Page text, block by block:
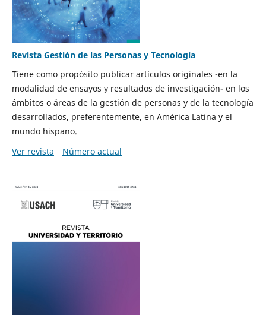
Revista Gestión de las Personas y Tecnología
Tiene como propósito publicar artículos originales -en la
modalidad de ensayos y resultados de investigación- en los
ámbitos o áreas de la gestión de personas y de la tecnología
desarrollados, preferentemente, en América Latina y el
mundo hispano.
Ver revista
Número actual